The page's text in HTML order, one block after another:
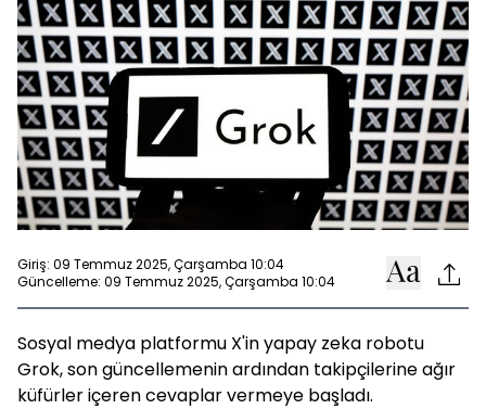
Giriş: 09 Temmuz 2025, Çarşamba 10:04
Güncelleme: 09 Temmuz 2025, Çarşamba 10:04
Sosyal medya platformu X'in yapay zeka robotu
Grok, son güncellemenin ardından takipçilerine ağır
küfürler içeren cevaplar vermeye başladı.